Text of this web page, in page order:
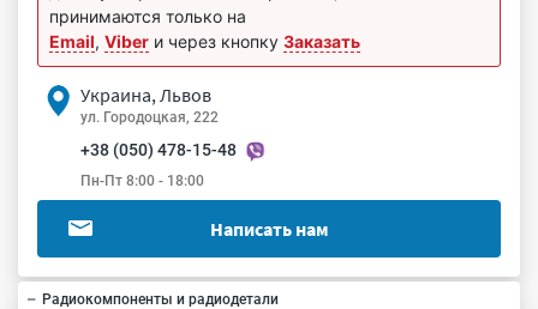
принимаются только на
Email, Viber и через кнопку Заказать
Украина, Львов
ул. Городоцкая, 222
+38 (050) 478-15-48
Пн-Пт 8:00 - 18:00
Написать нам
Радиокомпоненты и радиодетали